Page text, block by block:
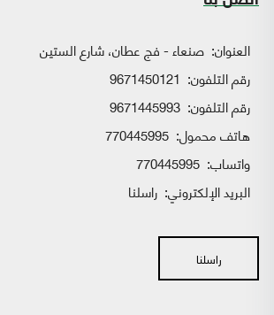
العنوان: صنعاء - فج عطان، شارع الستين
رقم التلفون: 9671450121
رقم التلفون: 9671445993
هاتف محمول: 770445995
واتساب:
البريد الإلكتروني: راسلنا
راسلنا